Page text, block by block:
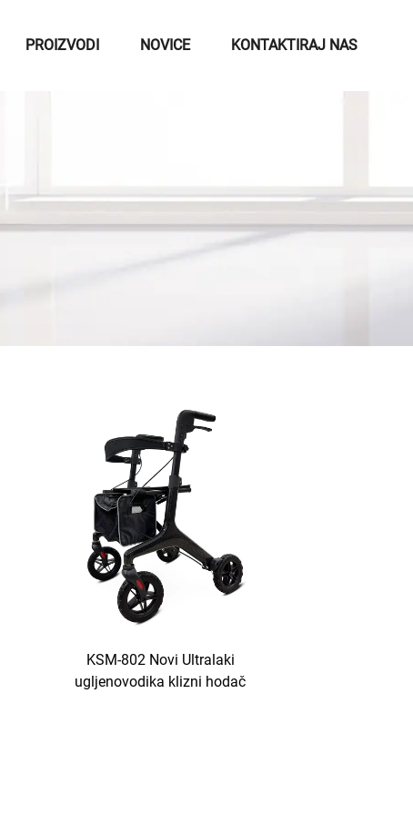
PROIZVODI NOVICE KONTAKTIRAJ NAS
KSM-802 Novi Ultralaki
ugljenovodika klizni hodač